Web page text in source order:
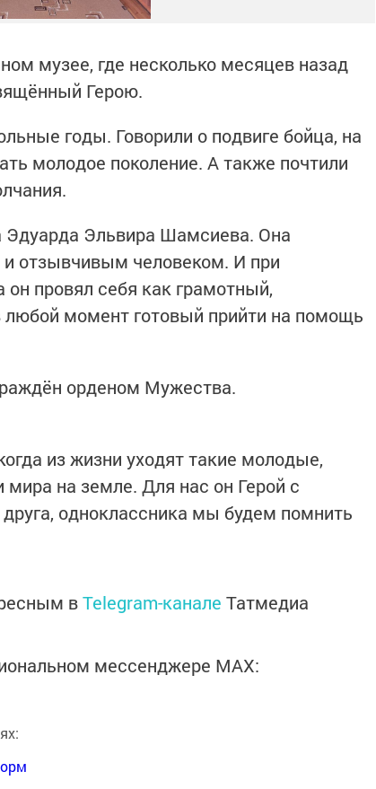
музее, где несколько месяцев назад
Герою.
годы. Говорили о подвиге бойца, на
молодое поколение. А также почтили
Эдуарда Эльвира Шамсиева. Она
отзывчивым человеком. И при
он провял себя как грамотный,
момент готовый прийти на помощь
орденом Мужества.
из жизни уходят такие молодые,
на земле. Для нас он Герой с
одноклассника мы будем помнить
вTelegram-канале Татмедиа
мессенджере MАХ: